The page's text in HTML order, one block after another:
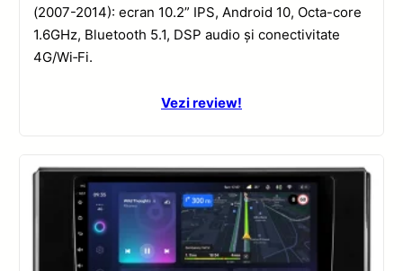
(2007-2014): ecran 10.2” IPS, Android 10, Octa-core
1.6GHz, Bluetooth 5.1, DSP audio și conectivitate
4G/Wi‑Fi.
Vezi review!